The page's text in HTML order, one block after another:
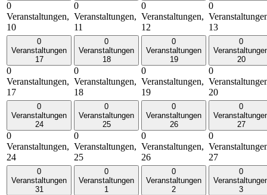
0
Veranstaltungen,
10
0
Veranstaltungen,
11
0
Veranstaltungen,
12
0
13
0
Veranstaltungen
17
0
Veranstaltungen,
17
0
Veranstaltungen
18
0
Veranstaltungen,
18
0
Veranstaltungen
19
0
Veranstaltungen,
19
0
20
0
20
0
Veranstaltungen
24
0
Veranstaltungen,
24
0
Veranstaltungen
25
0
Veranstaltungen,
25
0
Veranstaltungen
26
0
Veranstaltungen,
26
0
27
0
27
0
Veranstaltungen
31
0
Veranstaltungen
1
0
Veranstaltungen
2
0
3